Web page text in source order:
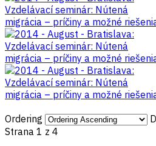
Ordering
Strana 1 z 4